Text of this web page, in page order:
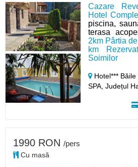
Cazare
Hotel
piscina,
terasa
2km Pârtia
km
Soimilor
Hotel***
SPA, Județul
1990 RON /pers
Cu masă